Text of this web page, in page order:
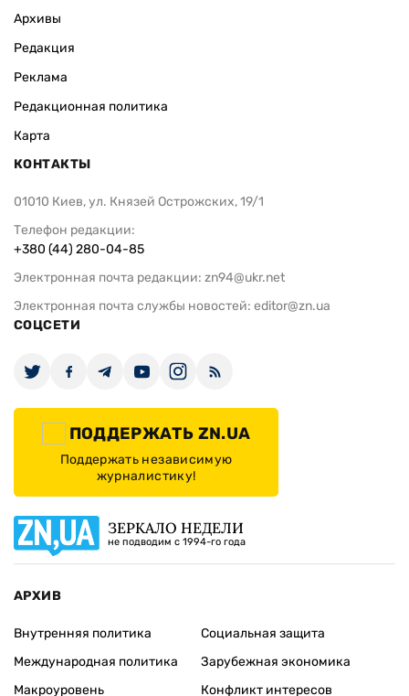
Архивы
Редакция
Реклама
Редакционная политика
Карта
КОНТАКТЫ
01010 Киев, ул. Князей Острожских, 19/1
Телефон редакции:
+380 (44) 280-04-85
Электронная почта редакции: zn94@ukr.net
Электронная почта службы новостей: editor@zn.ua
СОЦСЕТИ
ПОДДЕРЖАТЬ ZN.UA
Поддержать независимую
журналистику!
ЗЕРКАЛО НЕДЕЛИ
не подводим с 1994-го года
АРХИВ
Внутренняя политика
Международная политика
Макроуровень
Социальная защита
Зарубежная экономика
Конфликт интересов